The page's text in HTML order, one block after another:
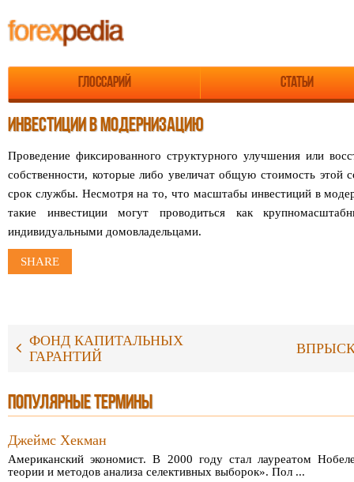
Глоссарий Статьи
ИНВЕСТИЦИИ В МОДЕРНИЗАЦИЮ
Проведение фиксированного структурного улучшения или
собственности, которые либо увеличат общую стоимость этой
срок службы. Несмотря на то, что масштабы инвестиций в
такие инвестиции могут проводиться как
индивидуальными домовладельцами.
SHARE
ФОНД КАПИТАЛЬНЫХ
ГАРАНТИЙ
ПОПУЛЯРНЫЕ ТЕРМИНЫ
Джеймс Хекман
Американский экономист. В 2000 году стал лауреатом
теории и методов анализа селективных выборок». Пол ...